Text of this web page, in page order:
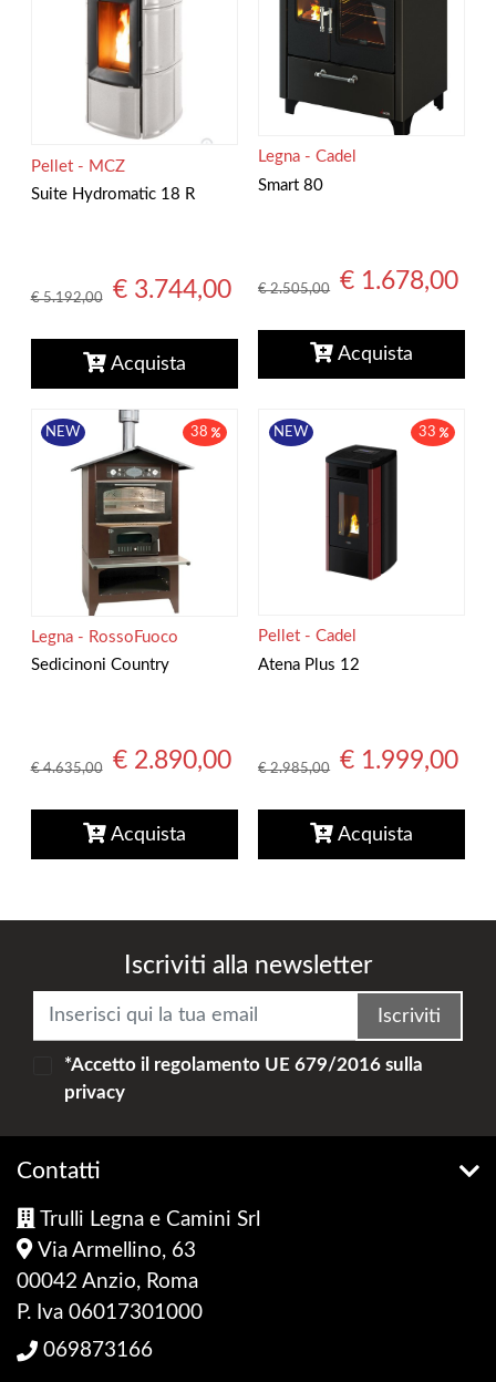
Suite Hydromatic 18 R
Pellet - MCZ
€ 5.192,00 € 3.744,00
Acquista
Smart 80
Legna - Cadel
€ 2.505,00 € 1.678,00
Acquista
NEW 38
Sedicinoni Country
Legna - RossoFuoco
€ 4.635,00 € 2.890,00
Acquista
NEW 33
Atena Plus 12
Pellet - Cadel
€ 2.985,00 € 1.999,00
Acquista
Iscriviti alla newsletter
Iscriviti
*Accetto il regolamento UE 679/2016sulla
privacy
Contatti
Trulli Legna e Camini Srl
Via Armellino, 63
00042 Anzio, Roma
P. Iva 06017301000
069873166